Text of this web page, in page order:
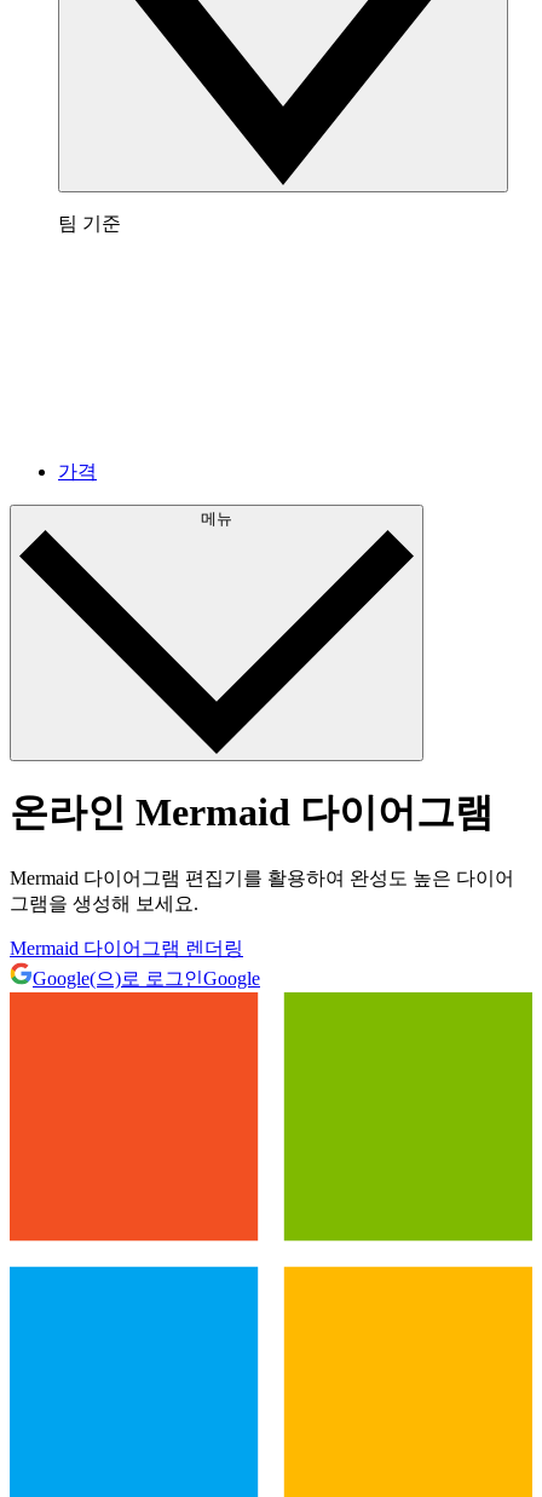
팀 기준
가격
메뉴
온라인 Mermaid 다이어그램
Mermaid 다이어그램 편집기를 활용하여 완성도 높은 다이어
그램을 생성해 보세요.
Mermaid 다이어그램 렌더링
Google(으)로 로그인Google